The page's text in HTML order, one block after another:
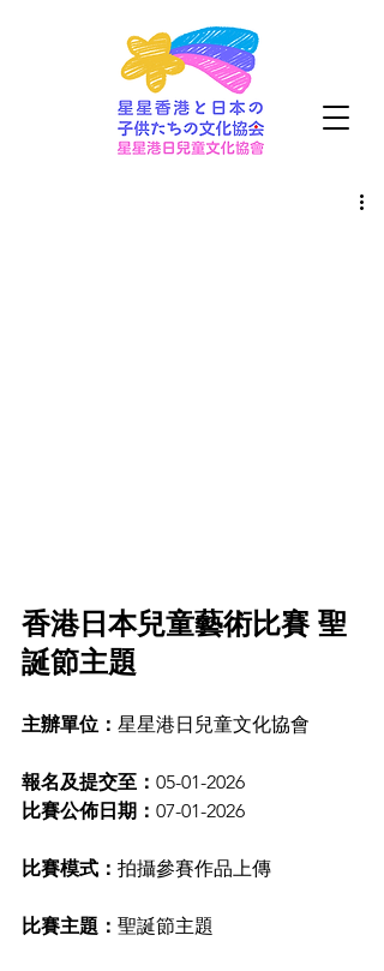
香港日本兒童藝術比賽 聖
誕節主題
主辦單位： 星星港日兒童文化協會
報名及提交至： 05-01-2026
比賽公佈日期： 07-01-2026
比賽模式： 拍攝參賽作品上傳
比賽主題： 聖誕節主題